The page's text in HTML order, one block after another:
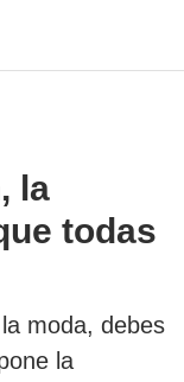
la
todas
moda, debes
la